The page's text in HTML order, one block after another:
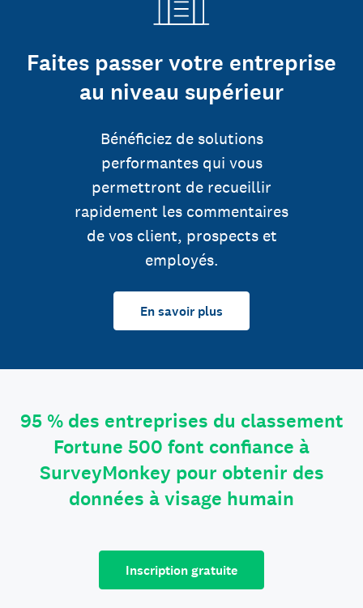
Faites passer votre entreprise
au niveau supérieur
Bénéficiez de solutions
performantes qui vous
permettront de recueillir
rapidement les commentaires
de vos client, prospects et
employés.
En savoir plus
95 % des entreprises du classement
Fortune 500 font confiance à
SurveyMonkey pour obtenir des
données à visage humain
Inscription gratuite